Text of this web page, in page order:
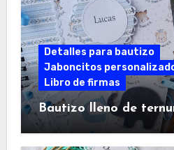
Detalles para bautizo
Jaboncitos
Libro de firmas
Bautizo lleno de